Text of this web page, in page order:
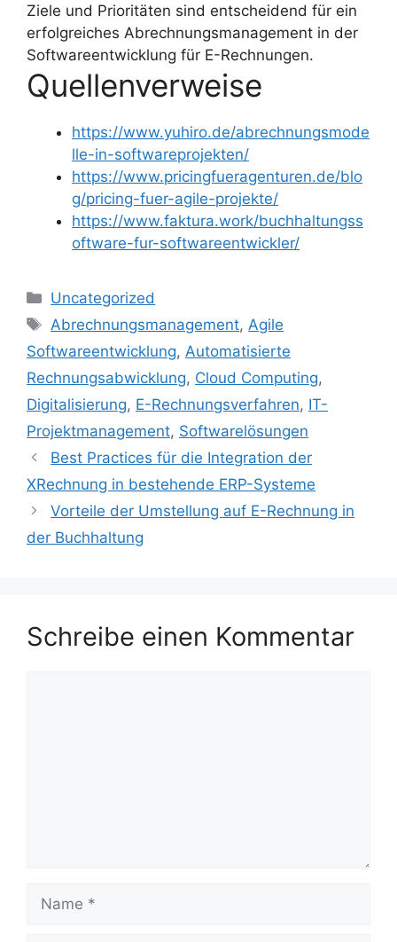
Ziele und Prioritäten sind entscheidend für ein
erfolgreiches Abrechnungsmanagement in der
Softwareentwicklung für E-Rechnungen.
Quellenverweise
https://www.yuhiro.de/abrechnungsmode
lle-in-softwareprojekten/
https://www.pricingfueragenturen.de/blo
g/pricing-fuer-agile-projekte/
https://www.faktura.work/buchhaltungss
oftware-fur-softwareentwickler/
Kategorien
Uncategorized
Schlagwörter
Abrechnungsmanagement, Agile
Softwareentwicklung, Automatisierte
Rechnungsabwicklung, Cloud Computing,
Digitalisierung, E-Rechnungsverfahren, IT-
Projektmanagement, Softwarelösungen
Best Practices für die Integration der
XRechnung in bestehende ERP-Systeme
Vorteile der Umstellung auf E-Rechnung in
der Buchhaltung
Schreibe einen Kommentar